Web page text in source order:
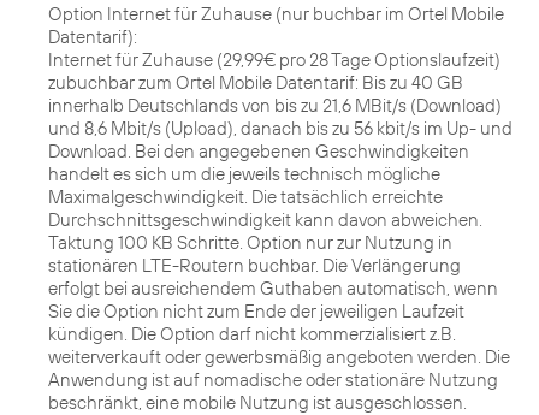
Option Internet für Zuhause (nur buchbar im Ortel Mobile
Datentarif):
Internet für Zuhause (29,99€ pro 28 Tage Optionslaufzeit)
zubuchbar zum Ortel Mobile Datentarif: Bis zu 40 GB
innerhalb Deutschlands von bis zu 21,6 MBit/s (Download)
und 8,6 Mbit/s (Upload), danach bis zu 56 kbit/s im Up- und
Download. Bei den angegebenen Geschwindigkeiten
handelt es sich um die jeweils technisch mögliche
Maximalgeschwindigkeit. Die tatsächlich erreichte
Durchschnittsgeschwindigkeit kann davon abweichen.
Taktung 100 KB Schritte. Option nur zur Nutzung in
stationären LTE-Routern buchbar. Die Verlängerung
erfolgt bei ausreichendem Guthaben automatisch, wenn
Sie die Option nicht zum Ende der jeweiligen Laufzeit
kündigen. Die Option darf nicht kommerzialisiert z.B.
weiterverkauft oder gewerbsmäßig angeboten werden. Die
Anwendung ist auf nomadische oder stationäre Nutzung
beschränkt, eine mobile Nutzung ist ausgeschlossen.